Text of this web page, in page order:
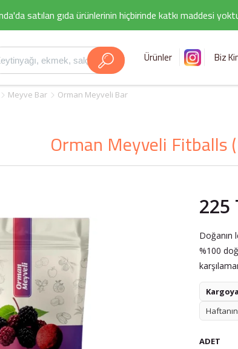
satılan gıda ürünlerinin hiçbirinde katkı maddesi
Ürünler Biz
Meyve Bar Orman Meyveli Bar
Orman Meyveli Fitballs
225
Doğanın
%100
ADET